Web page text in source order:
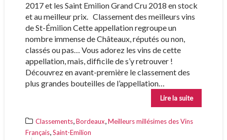
2017 et les Saint Emilion Grand Cru 2018 en stock
et au meilleur prix. Classement des meilleurs vins
de St-Émilion Cette appellation regroupe un
nombre immense de Châteaux, réputés ou non,
classés ou pas… Vous adorez les vins de cette
appellation, mais, difficile de s’y retrouver !
Découvrez en avant-première le classement des
plus grandes bouteilles de l’appellation…
Lire la suite
Classements,Bordeaux,Meilleurs millésimes des Vins
Français,Saint-Emilion